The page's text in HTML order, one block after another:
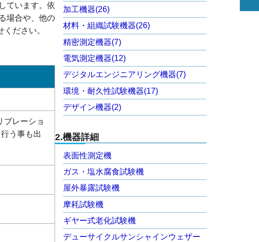
ています。依
場合や、他の
ださい。
ブレーショ
う事も出
加工機器(26)
材料・組織試験機器(26)
精密測定機器(7)
電気測定機器(12)
デジタルエンジニアリング機器(7)
環境・耐久性試験機器(17)
デザイン機器(2)
2.機器詳細
表面性測定機
ガス・塩水腐食試験機
屋外暴露試験機
摩耗試験機
ギヤー式老化試験機
デューサイクルサンシャインウェザー